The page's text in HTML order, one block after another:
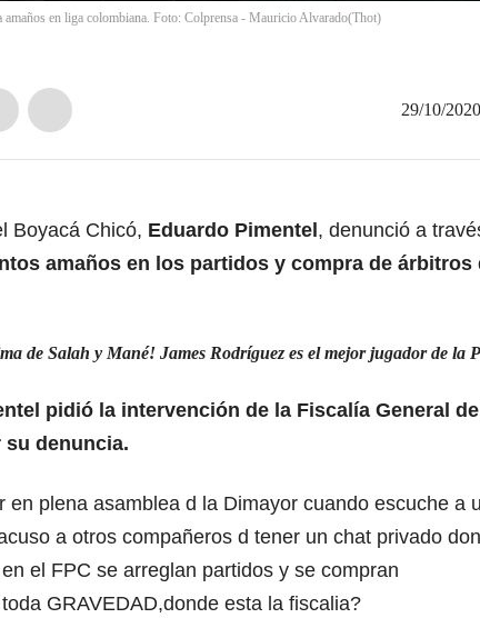
amaños en liga colombiana. Foto: Colprensa - Mauricio Alvarado(Thot)
29/10/
Boyacá Chicó, Eduardo Pimentel, denunció a
amaños en los partidos y compra de árbitros
de Salah y Mané! James Rodríguez es el mejor jugador de la
pidió la intervención de la Fiscalía General
su denuncia.
en plena asamblea d la Dimayor cuando escuche a
a otros compañeros d tener un chat privado
el FPC se arreglan partidos y se compran
GRAVEDAD,donde esta la fiscalia?